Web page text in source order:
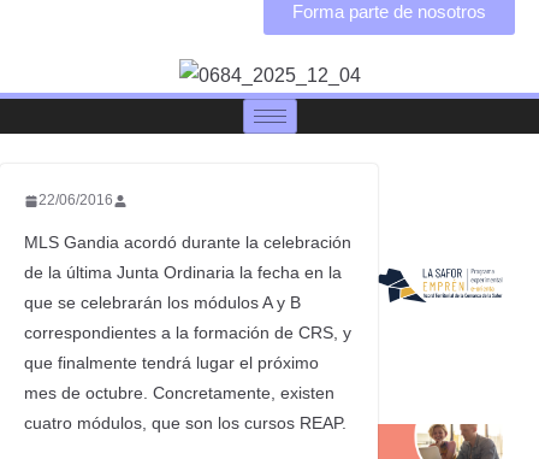
Forma parte de nosotros
22/06/2016
MLS Gandia acordó durante la celebración
de la última Junta Ordinaria la fecha en la
que se celebrarán los módulos A y B
correspondientes a la formación de CRS, y
que finalmente tendrá lugar el próximo
mes de octubre. Concretamente, existen
cuatro módulos, que son los cursos REAP.